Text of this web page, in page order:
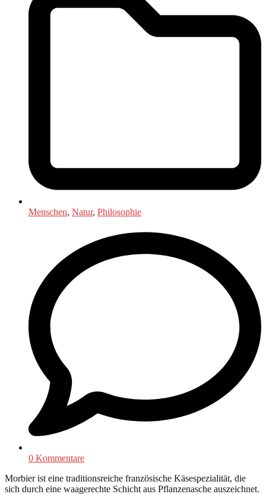
Menschen, Natur, Philosophie
0 Kommentare
Morbier ist eine traditionsreiche französische Käsespezialität, die
sich durch eine waagerechte Schicht aus Pflanzenasche auszeichnet.